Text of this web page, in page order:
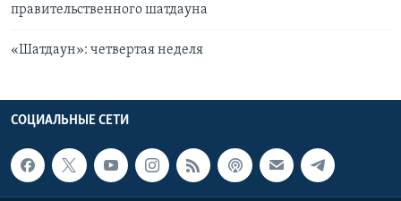
правительственного шатдауна
«Шатдаун»: четвертая неделя
СОЦИАЛЬНЫЕ СЕТИ